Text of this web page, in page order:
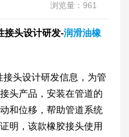
浏览量：961
接头设计研发-润滑油橡
头设计研发信息，为管
头产品，安装在管道的
和位移，帮助管道系统
明，该款橡胶接头使用